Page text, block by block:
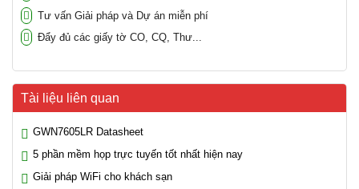
Tư vấn Giải pháp và Dự án miễn phí
Đẩy đủ các giấy tờ CO, CQ, Thư...
Tài liệu liên quan
GWN7605LR Datasheet
5 phần mềm họp trực tuyến tốt nhất hiện nay
Giải pháp WiFi cho khách sạn